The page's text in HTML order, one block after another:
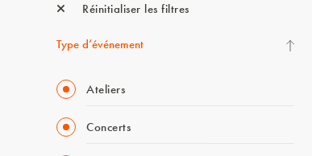
Réinitialiser les filtres
Type d’événement
Ateliers
Concerts